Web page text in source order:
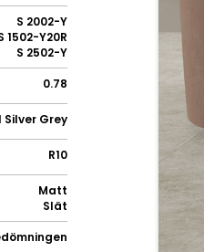
S 2002-Y
1502-Y20R
S 2502-Y
0.78
Silver Grey
R10
Matt
Slät